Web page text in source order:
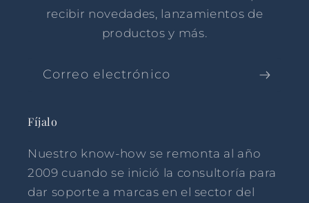
recibir novedades, lanzamientos de
productos y más.
Correo electrónico
Fíjalo
Nuestro know-how se remonta al año
2009 cuando se inició la consultoría para
dar soporte a marcas en el sector del